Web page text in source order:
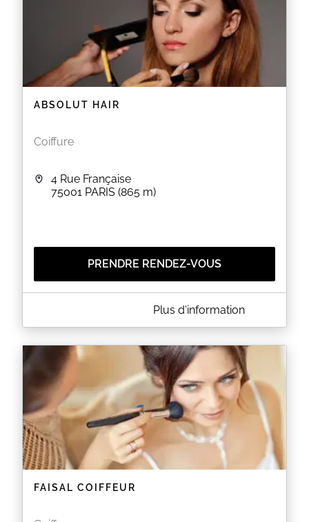
EN SAVOIR PLUS
ABSOLUT HAIR
Coiffure
4 Rue Française
75001 PARIS (865 m)
PRENDRE RENDEZ-VOUS
A PROPOS DE ABSOLUT HAIR
Absolut'Hair est un salon de coiffure situé au 4 rue
des coupes pour homme et femme ainsi que des
colorations, des balayages et des soins capillaires.
EN SAVOIR PLUS
Plus d'information
FAISAL COIFFEUR